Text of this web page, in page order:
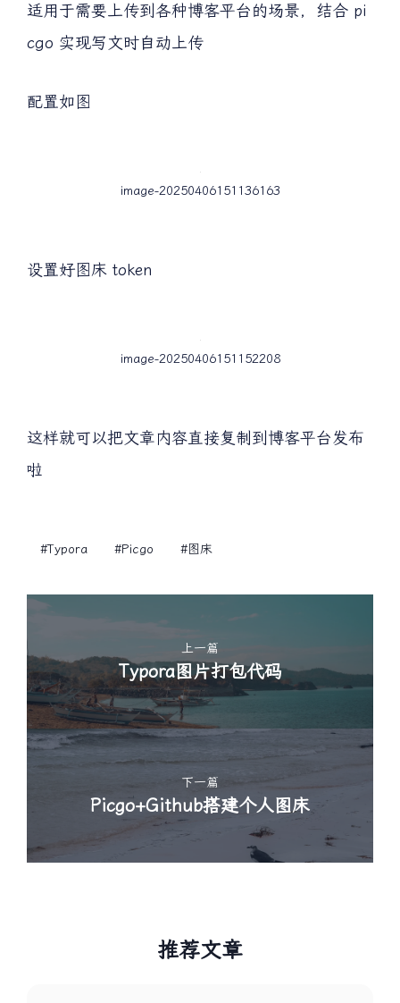
适用于需要上传到各种博客平台的场景，结合 pi
cgo 实现写文时自动上传
配置如图
image-20250406151136163
设置好图床 token
image-20250406151152208
这样就可以把文章内容直接复制到博客平台发布
啦
#typora #picgo #图床
上一篇
Typora图片打包代码
下一篇
Picgo+Github搭建个人图床
推荐文章